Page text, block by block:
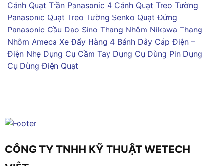
Cánh Quạt Trần Panasonic 4 Cánh Quạt Treo Tường
Panasonic Quạt Treo Tường Senko Quạt Đứng
Panasonic Cầu Dao Sino Thang Nhôm Nikawa Thang
Nhôm Ameca Xe Đẩy Hàng 4 Bánh Dây Cáp Điện –
Điện Nhẹ Dụng Cụ Cầm Tay Dụng Cụ Dùng Pin Dụng
Cụ Dùng Điện Quạt
CÔNG TY TNHH KỸ THUẬT WETECH